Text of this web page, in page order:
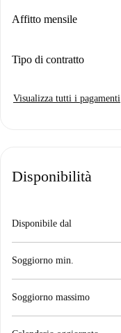
Affitto mensile
Tipo di contratto
Visualizza tutti i pagamenti
Disponibilità
Disponibile dal
Soggiorno min.
Soggiorno massimo